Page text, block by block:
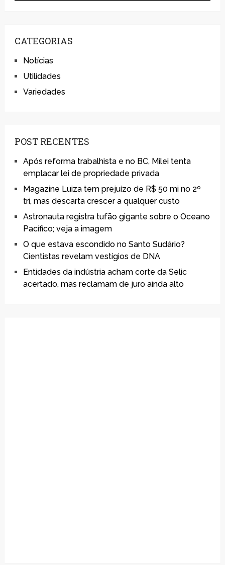
CATEGORIAS
Notícias
Utilidades
Variedades
POST RECENTES
Após reforma trabalhista e no BC, Milei tenta
emplacar lei de propriedade privada
Magazine Luiza tem prejuízo de R$ 50 mi no 2º
tri, mas descarta crescer a qualquer custo
Astronauta registra tufão gigante sobre o Oceano
Pacífico; veja a imagem
O que estava escondido no Santo Sudário?
Cientistas revelam vestígios de DNA
Entidades da indústria acham corte da Selic
acertado, mas reclamam de juro ainda alto